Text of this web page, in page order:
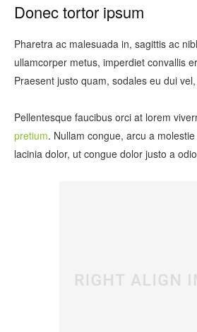
Donec tortor ipsum
Pharetra ac malesuada in, sagittis ac
ullamcorper metus, imperdiet convallis
Praesent justo quam, sodales eu dui
Pellentesque faucibus orci at lorem
pretium. Nullam congue, arcu a
lacinia dolor, ut congue dolor justo a